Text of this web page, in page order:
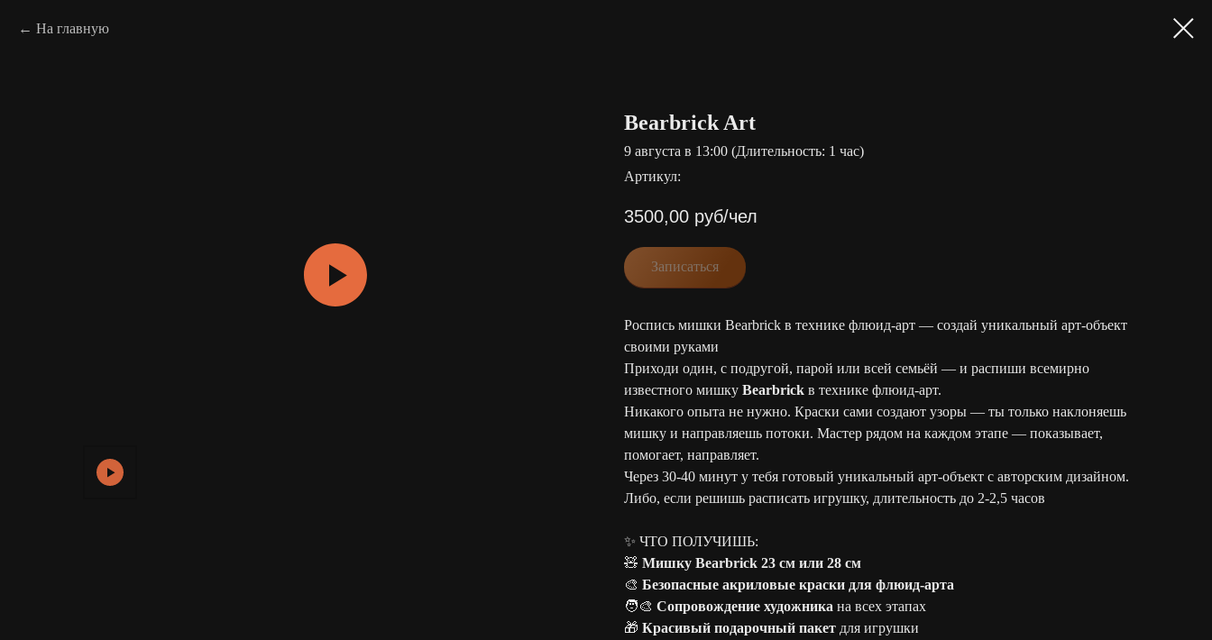
На главную
Bearbrick Art
9 августа в 13:00 (Длительность: 1 час)
Артикул:
3500,00 руб/чел
Записаться
Роспись мишки Bearbrick в технике флюид-арт — создай уникальный арт-объект
своими руками
Приходи один, с подругой, парой или всей семьёй — и распиши всемирно
известного мишку Bearbrick в технике флюид-арт.
Никакого опыта не нужно. Краски сами создают узоры — ты только наклоняешь
мишку и направляешь потоки. Мастер рядом на каждом этапе — показывает,
помогает, направляет.
Через 30-40 минут у тебя готовый уникальный арт-объект с авторским дизайном.
Либо, если решишь расписать игрушку, длительность до 2-2,5 часов
✨ ЧТО ПОЛУЧИШЬ:
🧸 Мишку Bearbrick 23 см или 28 см
🎨 Безопасные акриловые краски для флюид-арта
🧑‍🎨 Сопровождение художника на всех этапах
🎁 Красивый подарочный пакет для игрушки